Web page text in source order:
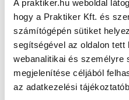
A praktiker.hu weboldal
hogy a Praktiker Kft. és
számítógépén sütiket
segítségével az oldalon tett
webanalitikai és személyre
megjelenítése céljából
az adatkezelési
Oldal